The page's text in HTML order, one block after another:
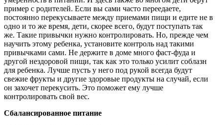
пример с родителей. Если вы сами часто переедаете,
постоянно перекусываете между приемами пищи и едите не в
одно и то же время, дети, скорее всего, будут поступать так
же. Такие привычки нужно контролировать. Но, прежде чем
научить этому ребенка, установите контроль над такими
привычками сами. Не держите в доме много фаст-фуда и
другой нездоровой пищи, так как это только усилит соблазн
для ребенка. Лучше пусть у него под рукой всегда будут
свежие фрукты и другие здоровые продукты на случай, если
он захочет перекусить. Это поможет ему лучше
контролировать свой вес.
Сбалансированное питание